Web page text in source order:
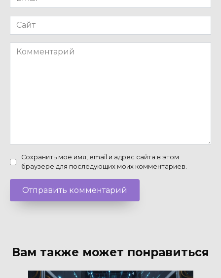
*
Сайт
Комментарий
Сохранить моё имя, email и адрес сайта в этом
браузере для последующих моих комментариев.
Вам также может понравиться